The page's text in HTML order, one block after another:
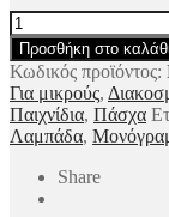
Προσθήκη στο καλάθι
Κωδικός προϊόντος:
Για μικρούς,
Παιχνίδια, Πάσχα
Λαμπάδα,
Share